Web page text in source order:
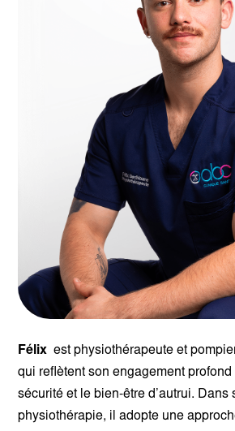
Félix est physiothérapeute et
qui reflètent son engagement
sécurité et le bien-être d’autrui. Dans
physiothérapie, il adopte une